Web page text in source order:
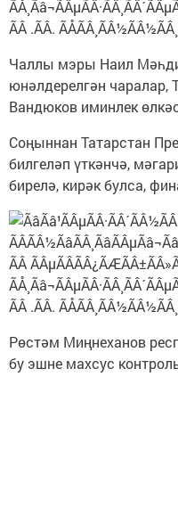
Чаллы мэры Наил
юнәлдерелгән
Вандюков иминлек
Соңыннан Татарстан
билгеләп үткәнчә,
бирелә, кирәк булса,
Рөстәм Миңнеханов
бу эшне махсус